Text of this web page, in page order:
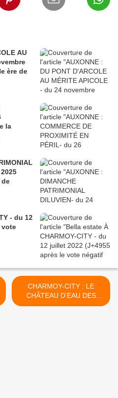
AU
ère de
la
de
- du 12
vote
CHARMOY-CITY : LE
CHÂTEAU D’EAU DES
GRANGES HAUTES,